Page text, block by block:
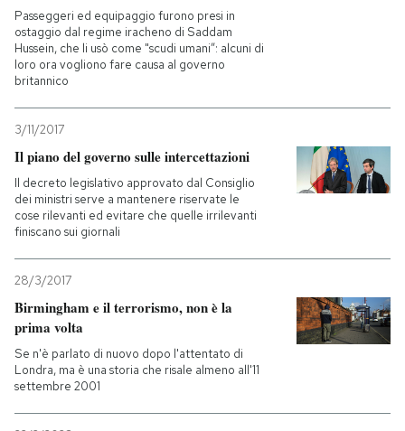
Passeggeri ed equipaggio furono presi in
ostaggio dal regime iracheno di Saddam
Hussein, che li usò come "scudi umani”: alcuni di
loro ora vogliono fare causa al governo
britannico
3/11/2017
Il piano del governo sulle intercettazioni
Il decreto legislativo approvato dal Consiglio
dei ministri serve a mantenere riservate le
cose rilevanti ed evitare che quelle irrilevanti
finiscano sui giornali
28/3/2017
Birmingham e il terrorismo, non è la
prima volta
Se n'è parlato di nuovo dopo l'attentato di
Londra, ma è una storia che risale almeno all'11
settembre 2001